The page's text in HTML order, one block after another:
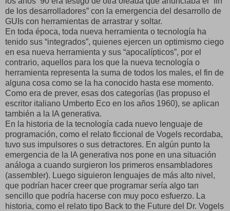
de los desarrolladores” con la emergencia del desarrollo de
GUIs con herramientas de arrastrar y soltar.
En toda época, toda nueva herramienta o tecnología ha
tenido sus “integrados”, quienes ejercen un optimismo ciego
en esa nueva herramienta y sus “apocalípticos”, por el
contrario, aquellos para los que la nueva tecnología o
herramienta representa la suma de todos los males, el fin de
alguna cosa como se la ha conocido hasta ese momento.
Como era de prever, esas dos categorías (las propuso el
escritor italiano Umberto Eco en los años 1960), se aplican
también a la IA generativa.
En la historia de la tecnología cada nuevo lenguaje de
programación, como el relato ficcional de Vogels recordaba,
tuvo sus impulsores o sus detractores. En algún punto la
emergencia de la IA generativa nos pone en una situación
análoga a cuando surgieron los primeros ensambladores
(assembler). Luego siguieron lenguajes de más alto nivel,
que podrían hacer creer que programar sería algo tan
sencillo que podría hacerse con muy poco esfuerzo. La
historia, como el relato tipo Back to the Future del Dr. Vogels